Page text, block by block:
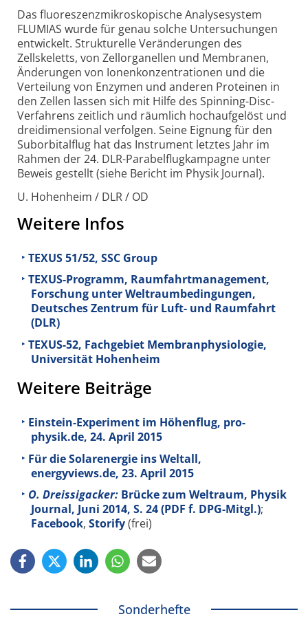
Das fluoreszenz­mikroskopische Analysesystem
FLUMIAS wurde für genau solche Untersuchungen
entwickelt. Strukturelle Verände­rungen des
Zellskeletts, von Zellorganellen und Membranen,
Änderungen von Ionen­konzentra­tionen und die
Verteilung von Enzymen und anderen Proteinen in
den Zellen lassen sich mit Hilfe des Spinning-Disc-
Verfahrens zeitlich und räumlich hochaufgelöst und
dreidimen­sional verfolgen. Seine Eignung für den
Suborbitalflug hat das Instrument letztes Jahr im
Rahmen der 24. DLR-Parabel­­flug­kampagne unter
Beweis gestellt (siehe Bericht im Physik Journal).
U. Hohenheim / DLR / OD
Weitere Infos
TEXUS 51/52, SSC Group
TEXUS-Programm, Raumfahrtmanagement,
Forschung unter Weltraumbedingungen,
Deutsches Zentrum für Luft- und Raumfahrt
(DLR)
TEXUS-52, Fachgebiet Membranphysiologie,
Universität Hohenheim
Weitere Beiträge
Einstein-Experiment im Höhenflug, pro-
physik.de, 24. April 2015
Für die Solarenergie ins Weltall,
energyviews.de, 23. April 2015
O. Dreissigacker: Brücke zum Weltraum, Physik
Journal, Juni 2014, S. 24 (PDF f. DPG-Mitgl.);
Facebook, Storify(frei)
Sonderhefte